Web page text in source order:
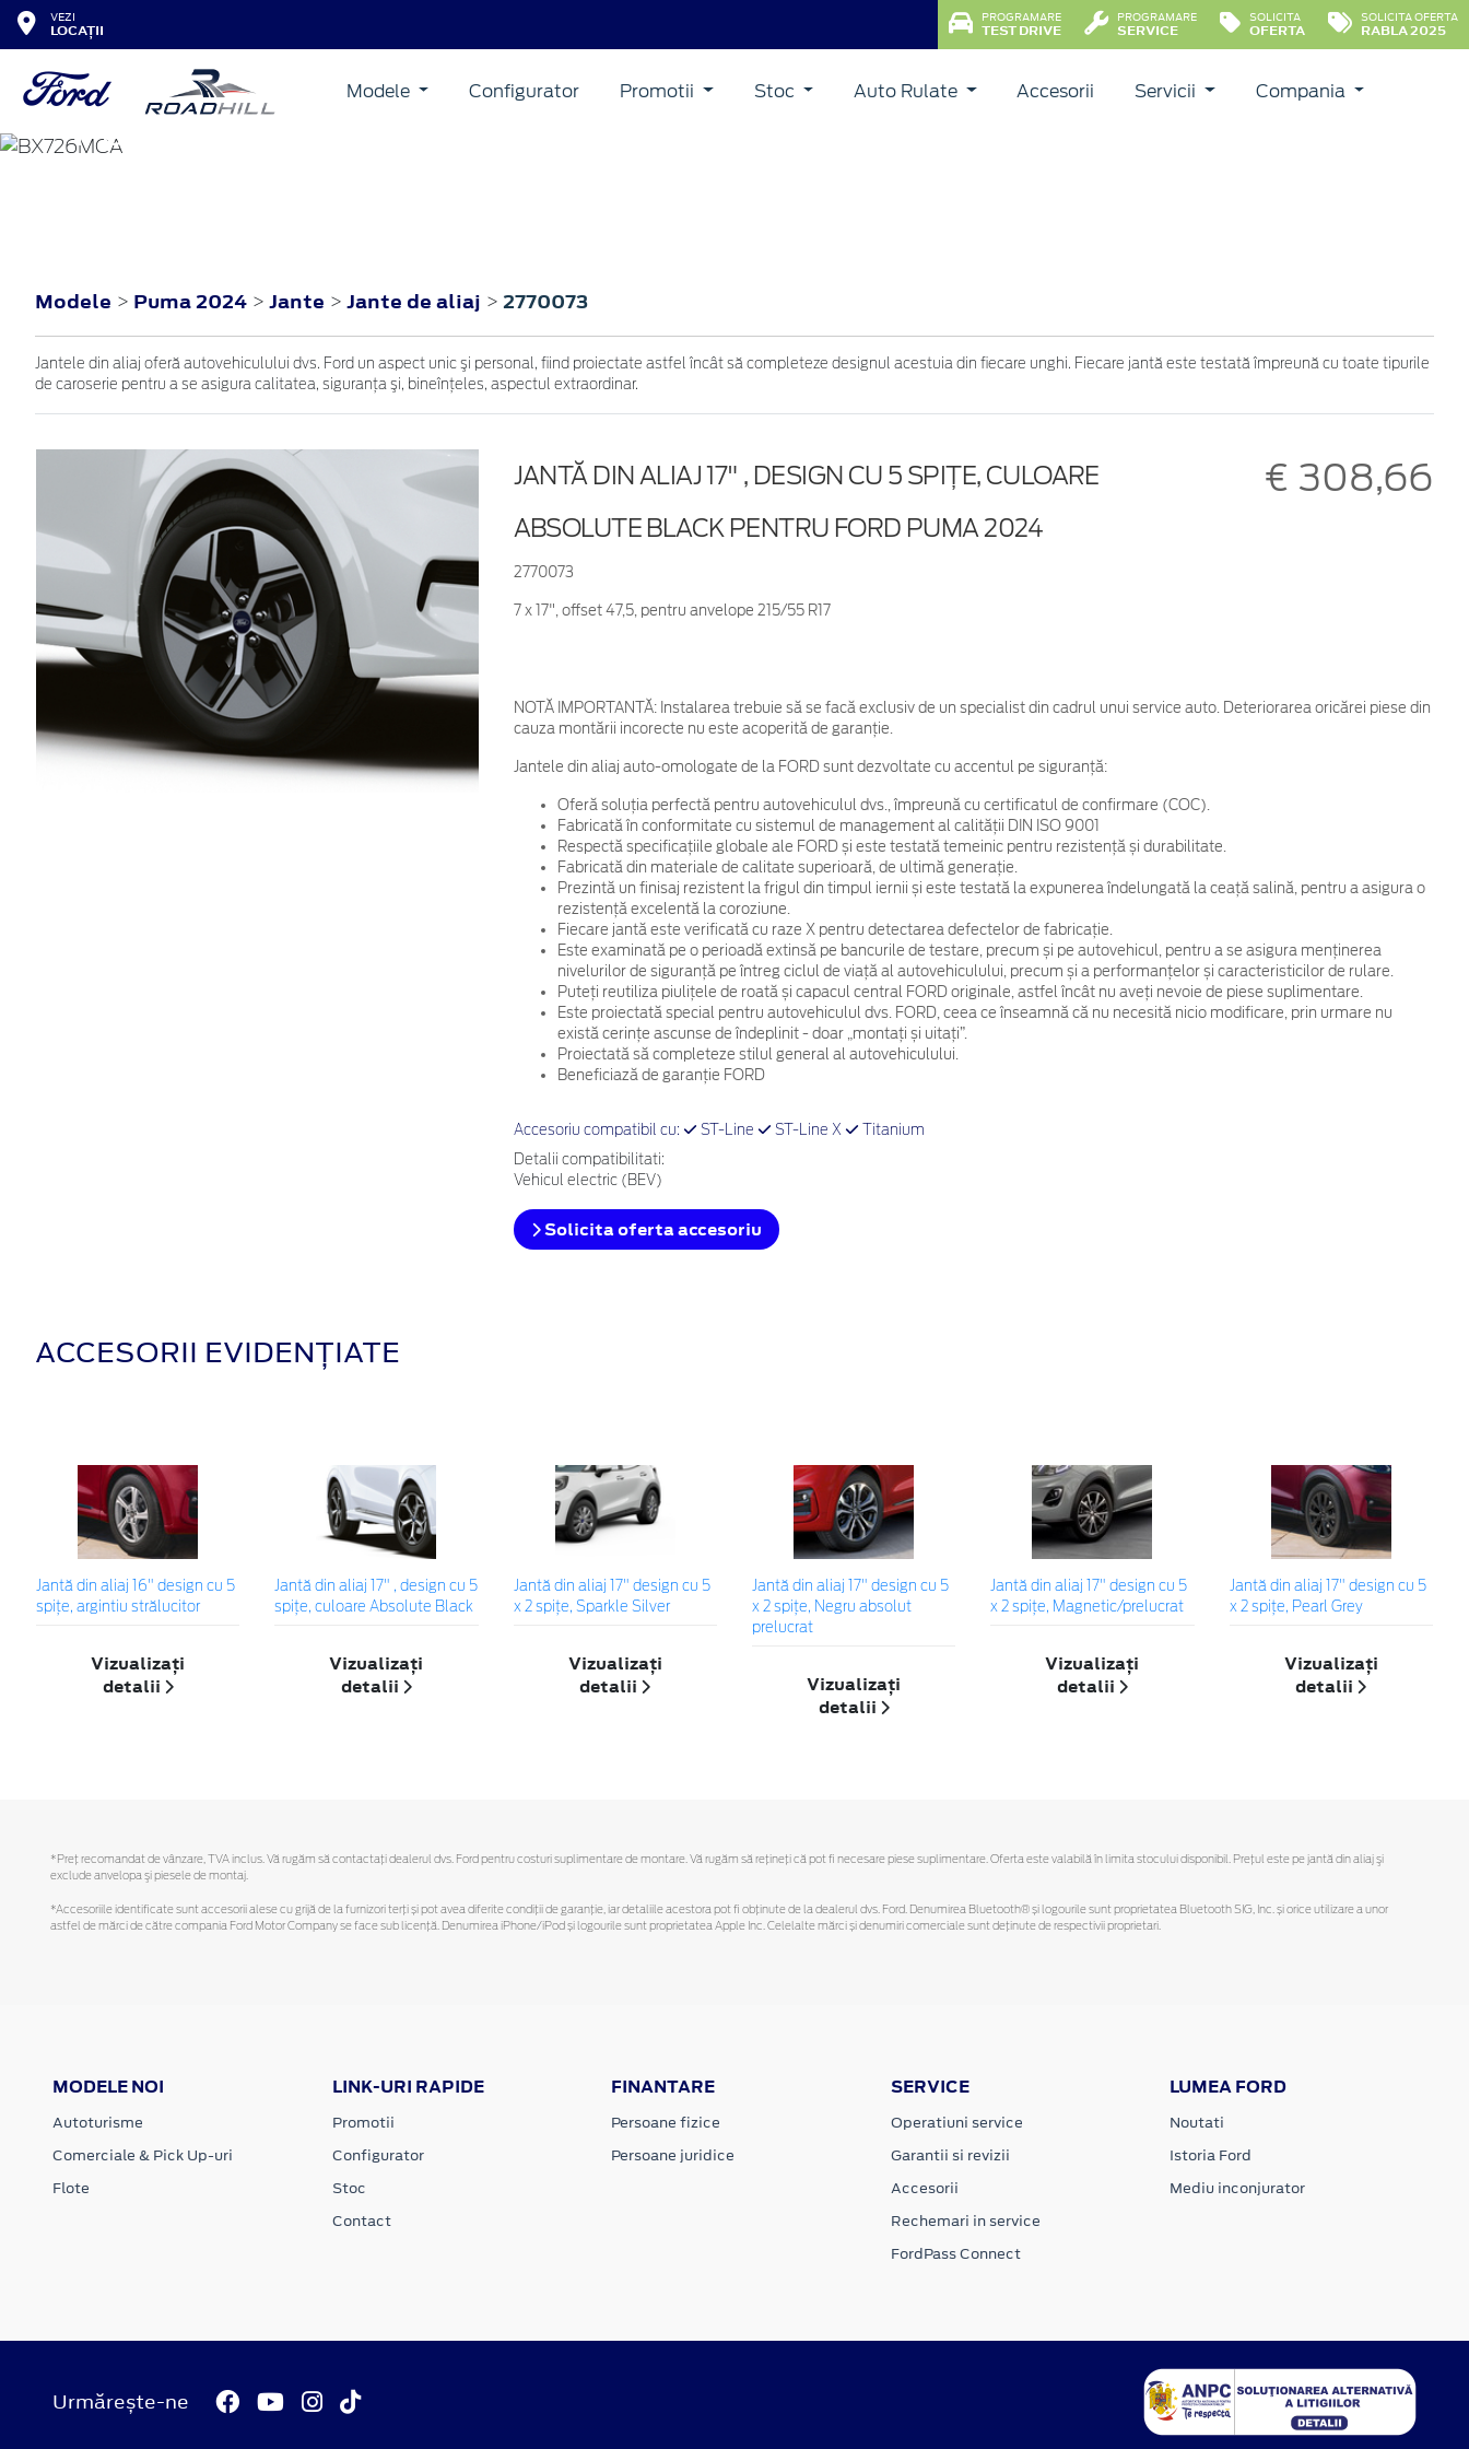
VEZI
LOCAȚII
PROGRAMARE
TEST DRIVE
PROGRAMARE
SERVICE
SOLICITA
OFERTA
SOLICITA OFERTA
RABLA 2025
Modele Configurator Promotii Stoc Auto Rulate Accesorii Servicii Compania
PUMA
Modele > Puma 2024 > Jante > Jante de aliaj > 2770073
Jantele din aliaj oferă autovehiculului dvs. Ford un aspect unic şi personal, fiind proiectate astfel încât să completeze designul acestuia din fiecare unghi. Fiecare jantă este testată împreună cu toate tipurile
de caroserie pentru a se asigura calitatea, siguranţa şi, bineînţeles, aspectul extraordinar.
JANTĂ DIN ALIAJ 17" , DESIGN CU 5 SPIŢE, CULOARE
ABSOLUTE BLACK PENTRU FORD PUMA 2024
2770073
€ 308,66
7 x 17", offset 47,5, pentru anvelope 215/55 R17
NOTĂ IMPORTANTĂ:Instalarea trebuie să se facă exclusiv de un specialist din cadrul unui service auto. Deteriorarea oricărei piese din
cauza montării incorecte nu este acoperită de garanţie.
Jantele din aliaj auto-omologate de la FORD sunt dezvoltate cu accentul pe siguranță:
Oferă soluția perfectă pentru autovehiculul dvs., împreună cu certificatul de confirmare (COC).
Fabricată în conformitate cu sistemul de management al calității DIN ISO 9001
Respectă specificațiile globale ale FORD și este testată temeinic pentru rezistență și durabilitate.
Fabricată din materiale de calitate superioară, de ultimă generație.
Prezintă un finisaj rezistent la frigul din timpul iernii și este testată la expunerea îndelungată la ceață salină, pentru a asigura o
rezistență excelentă la coroziune.
Fiecare jantă este verificată cu raze X pentru detectarea defectelor de fabricație.
Este examinată pe o perioadă extinsă pe bancurile de testare, precum și pe autovehicul, pentru a se asigura menținerea
nivelurilor de siguranță pe întreg ciclul de viață al autovehiculului, precum și a performanțelor și caracteristicilor de rulare.
Puteți reutiliza piulițele de roată și capacul central FORD originale, astfel încât nu aveți nevoie de piese suplimentare.
Este proiectată special pentru autovehiculul dvs. FORD, ceea ce înseamnă că nu necesită nicio modificare, prin urmare nu
există cerințe ascunse de îndeplinit - doar „montați și uitați”.
Proiectată să completeze stilul general al autovehiculului.
Beneficiază de garanție FORD
Accesoriu compatibil cu: ST-Line ST-Line X Titanium
Detalii compatibilitati:
Vehicul electric (BEV)
Solicita oferta accesoriu
ACCESORII EVIDENȚIATE
Jantă din aliaj 16" design cu 5
spițe, argintiu strălucitor
Vizualizați
detalii
Jantă din aliaj 17" , design cu 5
spiţe, culoare Absolute Black
Vizualizați
detalii
Jantă din aliaj 17" design cu 5
x 2 spiţe, Sparkle Silver
Vizualizați
detalii
Jantă din aliaj 17" design cu 5
x 2 spițe, Negru absolut
prelucrat
Vizualizați
detalii
Jantă din aliaj 17" design cu 5
x 2 spițe, Magnetic/prelucrat
Vizualizați
detalii
Jantă din aliaj 17" design cu 5
x 2 spiţe, Pearl Grey
Vizualizați
detalii
*Preţ recomandat de vânzare, TVA inclus. Vă rugăm să contactaţi dealerul dvs. Ford pentru costuri suplimentare de montare. Vă rugăm să reţineţi că pot fi necesare piese suplimentare. Oferta este valabilă în limita stocului disponibil. Preţul este pe jantă din aliaj şi
exclude anvelopa şi piesele de montaj.
*Accesoriile identificate sunt accesorii alese cu grijă de la furnizori terți și pot avea diferite condiții de garanție, iar detaliile acestora pot fi obținute de la dealerul dvs. Ford. Denumirea Bluetooth® și logourile sunt proprietatea Bluetooth SIG, Inc. și orice utilizare a unor
astfel de mărci de către compania Ford Motor Company se face sub licență. Denumirea iPhone/iPod și logourile sunt proprietatea Apple Inc. Celelalte mărci și denumiri comerciale sunt deținute de respectivii proprietari.
MODELE NOI
Autoturisme
Comerciale & Pick Up-uri
Flote
LINK-URI RAPIDE
Promotii
Configurator
Stoc
Contact
FINANTARE
Persoane fizice
Persoane juridice
SERVICE
Operatiuni service
Garantii si revizii
Accesorii
Rechemari in service
FordPass Connect
LUMEA FORD
Noutati
Istoria Ford
Mediu inconjurator
Urmărește-ne